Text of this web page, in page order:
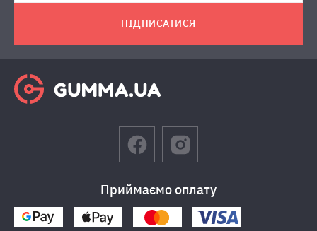
ПІДПИСАТИСЯ
Приймаємо оплату